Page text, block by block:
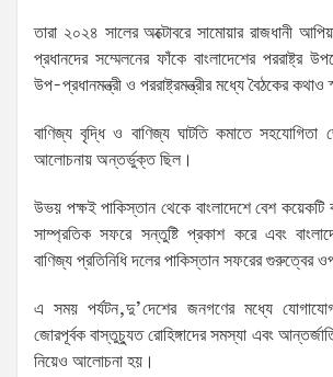
তারা ২০২৪ সালের অক্টোবরে সামোয়ার রাজধানী
প্রধানদের সম্মেলনের ফাঁকে বাংলাদেশের পররাষ্ট্র
উপ-প্রধানমন্ত্রী ও পররাষ্ট্রমন্ত্রীর মধ্যে বৈঠকের
বাণিজ্য বৃদ্ধি ও বাণিজ্য ঘাটতি কমাতে সহযোগিতা
আলোচনায় অন্তর্ভুক্ত ছিল।
উভয় পক্ষই পাকিস্তান থেকে বাংলাদেশে বেশ কয়েকটি
সাম্প্রতিক সফরে সন্তুষ্টি প্রকাশ করে এবং
বাণিজ্য প্রতিনিধি দলের পাকিস্তান সফরের গুরুত্বের
এ সময় পর্যটন,দু’দেশের জনগণের মধ্যে
জোরপূর্বক বাস্তুচ্যুত রোহিঙ্গাদের সমস্যা এবং
নিয়েও আলোচনা হয়।